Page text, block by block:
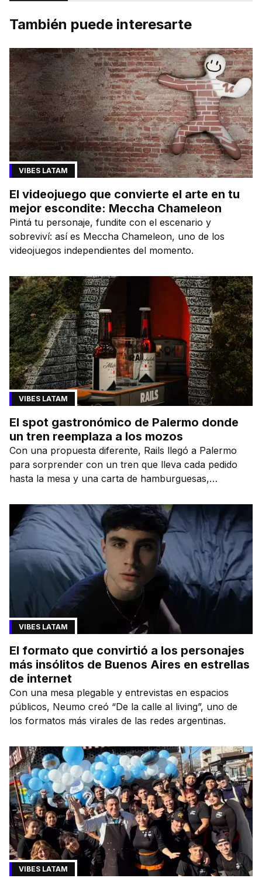
También puede interesarte
VIBES LATAM
El videojuego que convierte el arte en tu
mejor escondite: Meccha Chameleon
Pintá tu personaje, fundite con el escenario y
sobreviví: así es Meccha Chameleon, uno de los
videojuegos independientes del momento.
VIBES LATAM
El spot gastronómico de Palermo donde
un tren reemplaza a los mozos
Con una propuesta diferente, Rails llegó a Palermo
para sorprender con un tren que lleva cada pedido
hasta la mesa y una carta de hamburguesas,
VIBES LATAM
El formato que convirtió a los personajes
más insólitos de Buenos Aires en estrellas
de internet
Con una mesa plegable y entrevistas en espacios
públicos, Neumo creó “De la calle al living”, uno de
los formatos más virales de las redes argentinas.
VIBES LATAM